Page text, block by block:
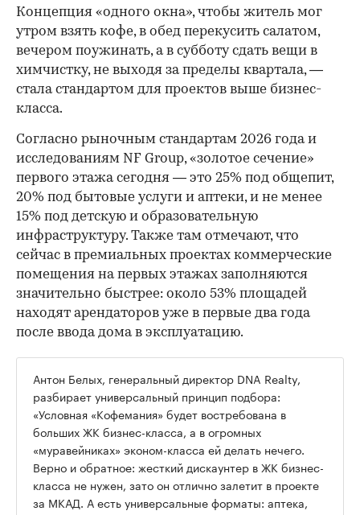
Концепция «одного окна», чтобы житель мог
утром взять кофе, в обед перекусить салатом,
вечером поужинать, а в субботу сдать вещи в
химчистку, не выходя за пределы квартала, —
стала стандартом для проектов выше бизнес-
класса.
Согласно рыночным стандартам 2026 года и
исследованиям NF Group, «золотое сечение»
первого этажа сегодня — это 25% под общепит,
20% под бытовые услуги и аптеки, и не менее
15% под детскую и образовательную
инфраструктуру. Также там отмечают, что
сейчас в премиальных проектах коммерческие
помещения на первых этажах заполняются
значительно быстрее: около 53% площадей
находят арендаторов уже в первые два года
после ввода дома в эксплуатацию.
Антон Белых, генеральный директор DNA Realty,
разбирает универсальный принцип подбора:
«Условная «Кофемания» будет востребована в
больших ЖК бизнес-класса, а в огромных
«муравейниках» эконом-класса ей делать нечего.
Верно и обратное: жесткий дискаунтер в ЖК бизнес-
класса не нужен, зато он отлично залетит в проекте
за МКАД. А есть универсальные форматы: аптека,